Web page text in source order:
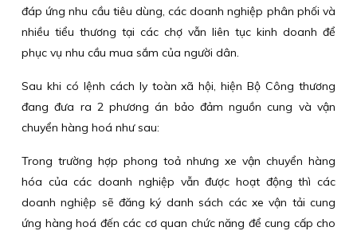
đáp ứng nhu cầu tiêu dùng, các doanh nghiệp phân phối và
nhiều tiểu thương tại các chợ vẫn liên tục kinh doanh để
phục vụ nhu cầu mua sắm của người dân.
Sau khi có lệnh cách ly toàn xã hội, hiện Bộ Công thương
đang đưa ra 2 phương án bảo đảm nguồn cung và vận
chuyển hàng hoá như sau:
Trong trường hợp phong toả nhưng xe vận chuyển hàng
hóa của các doanh nghiệp vẫn được hoạt động thì các
doanh nghiệp sẽ đăng ký danh sách các xe vận tải cung
ứng hàng hoá đến các cơ quan chức năng để cung cấp cho